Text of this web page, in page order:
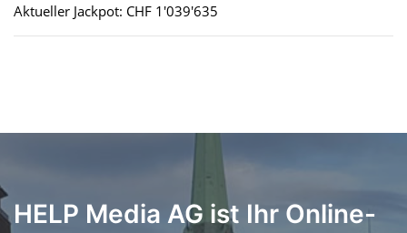
Aktueller Jackpot: CHF 1'039'635
HELP Media AG ist Ihr Online-